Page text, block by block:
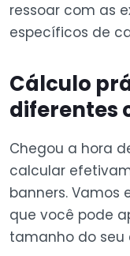
ressoar com as
específicos de
Cálculo
diferentes
Chegou a hora
calcular
banners. Vamos
que você pode
tamanho do seu